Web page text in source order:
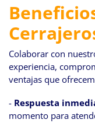
Colaborar con
experiencia,
ventajas que
- Respuesta
momento para